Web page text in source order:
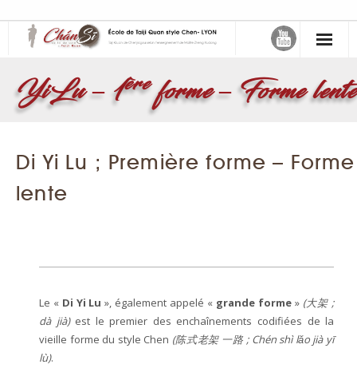
缠丝 – Chán Sī – Le fil de soie
- Maître Zheng Xudong
- Taiji Quan style Chen de Chenjiagou
- Art martial interne
YiLu – 1èreforme – Forme lente
Di Yi Lu ; Première forme – Forme
lente
Le « Di Yi Lu », également appelé « grande forme» (大架 ;
dà jià)est le premier des enchaînements codifiées de la
vieille forme du style Chen (陈式老架 一路 ; Chén shì lǎo jià yī
lù).